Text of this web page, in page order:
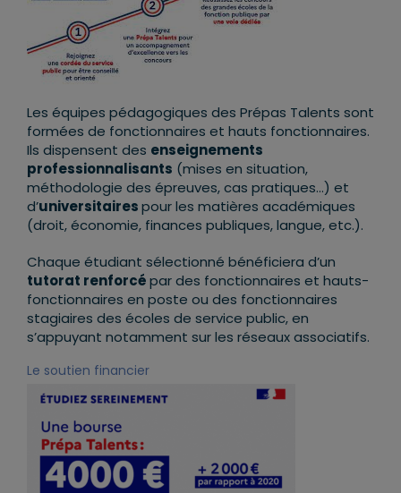
Les équipes pédagogiques des Prépas Talents sont
formées de fonctionnaires et hauts fonctionnaires.
Ils dispensent des enseignements
professionnalisants (mises en situation,
méthodologie des épreuves, cas pratiques…) et
d’universitairespour les matières académiques
(droit, économie, finances publiques, langue, etc.).
Chaque étudiant sélectionné bénéficiera d’un
tutorat renforcépar des fonctionnaires et hauts-
fonctionnaires en poste ou des fonctionnaires
stagiaires des écoles de service public, en
s’appuyant notamment sur les réseaux associatifs.
Le soutien financier